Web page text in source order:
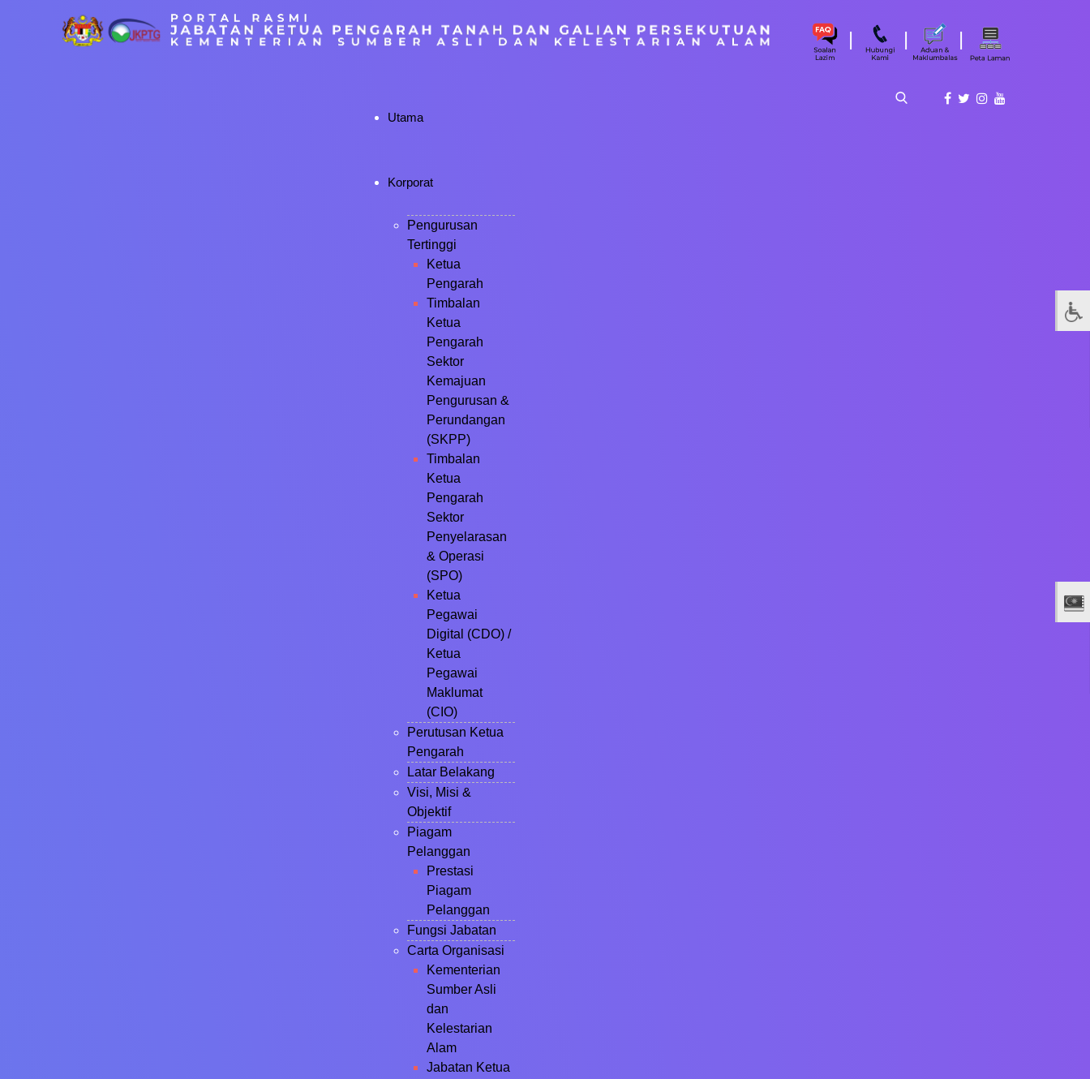
| | |
Utama
Korporat
Pengurusan
Tertinggi
Ketua
Pengarah
Timbalan
Ketua
Pengarah
Sektor
Kemajuan
Pengurusan &
Perundangan
(SKPP)
Timbalan
Ketua
Pengarah
Sektor
Penyelarasan
& Operasi
(SPO)
Ketua
Pegawai
Digital (CDO) /
Ketua
Pegawai
Maklumat
(CIO)
Perutusan Ketua
Pengarah
Latar Belakang
Visi, Misi &
Objektif
Piagam
Pelanggan
Prestasi
Piagam
Pelanggan
Fungsi Jabatan
Carta Organisasi
Kementerian
Sumber Asli
dan
Kelestarian
Alam
Jabatan Ketua